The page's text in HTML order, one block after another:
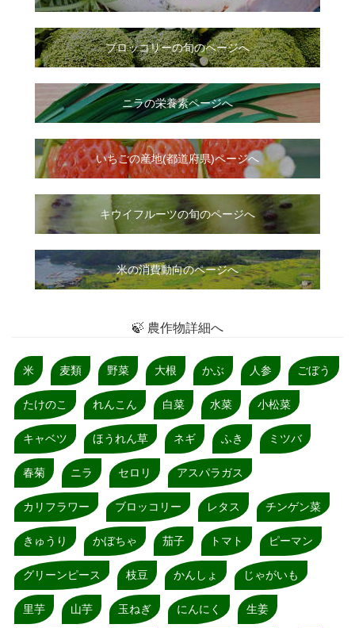
ブロッコリーの旬のページへ
ニラの栄養素ページへ
いちごの産地(都道府県)ページへ
キウイフルーツの旬のページへ
米の消費動向のページへ
🍃 農作物詳細へ
米 麦類 野菜 大根 かぶ 人参 ごぼう
たけのこ れんこん 白菜 水菜 小松菜
キャベツ ほうれん草 ネギ ふき ミツバ
春菊 ニラ セロリ アスパラガス
カリフラワー ブロッコリー レタス チンゲン菜
きゅうり かぼちゃ 茄子 トマト ピーマン
グリーンピース 枝豆 かんしょ じゃがいも
里芋 山芋 玉ねぎ にんにく 生姜